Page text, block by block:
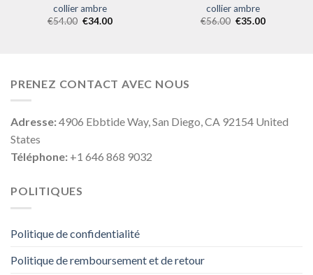
collier ambre
€54.00 €34.00
collier ambre
€56.00 €35.00
PRENEZ CONTACT AVEC NOUS
Adresse:4906 Ebbtide Way, San Diego, CA 92154 United
States
Téléphone: +1 646 868 9032
POLITIQUES
Politique de confidentialité
Politique de remboursement et de retour